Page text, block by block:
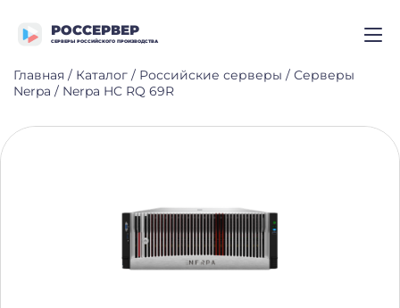
РОССЕРВЕР
СЕРВЕРЫ РОССИЙСКОГО ПРОИЗВОДСТВА
Главная / Каталог / Российские серверы / Серверы
Nerpa / Nerpa HC RQ 69R